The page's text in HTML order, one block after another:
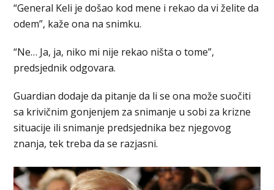
“General Keli je došao kod mene i rekao da vi želite da
odem”, kaže ona na snimku.
“Ne… Ja, ja, niko mi nije rekao ništa o tome”,
predsjednik odgovara.
Guardian dodaje da pitanje da li se ona može suočiti
sa krivičnim gonjenjem za snimanje u sobi za krizne
situacije ili snimanje predsjednika bez njegovog
znanja, tek treba da se razjasni.